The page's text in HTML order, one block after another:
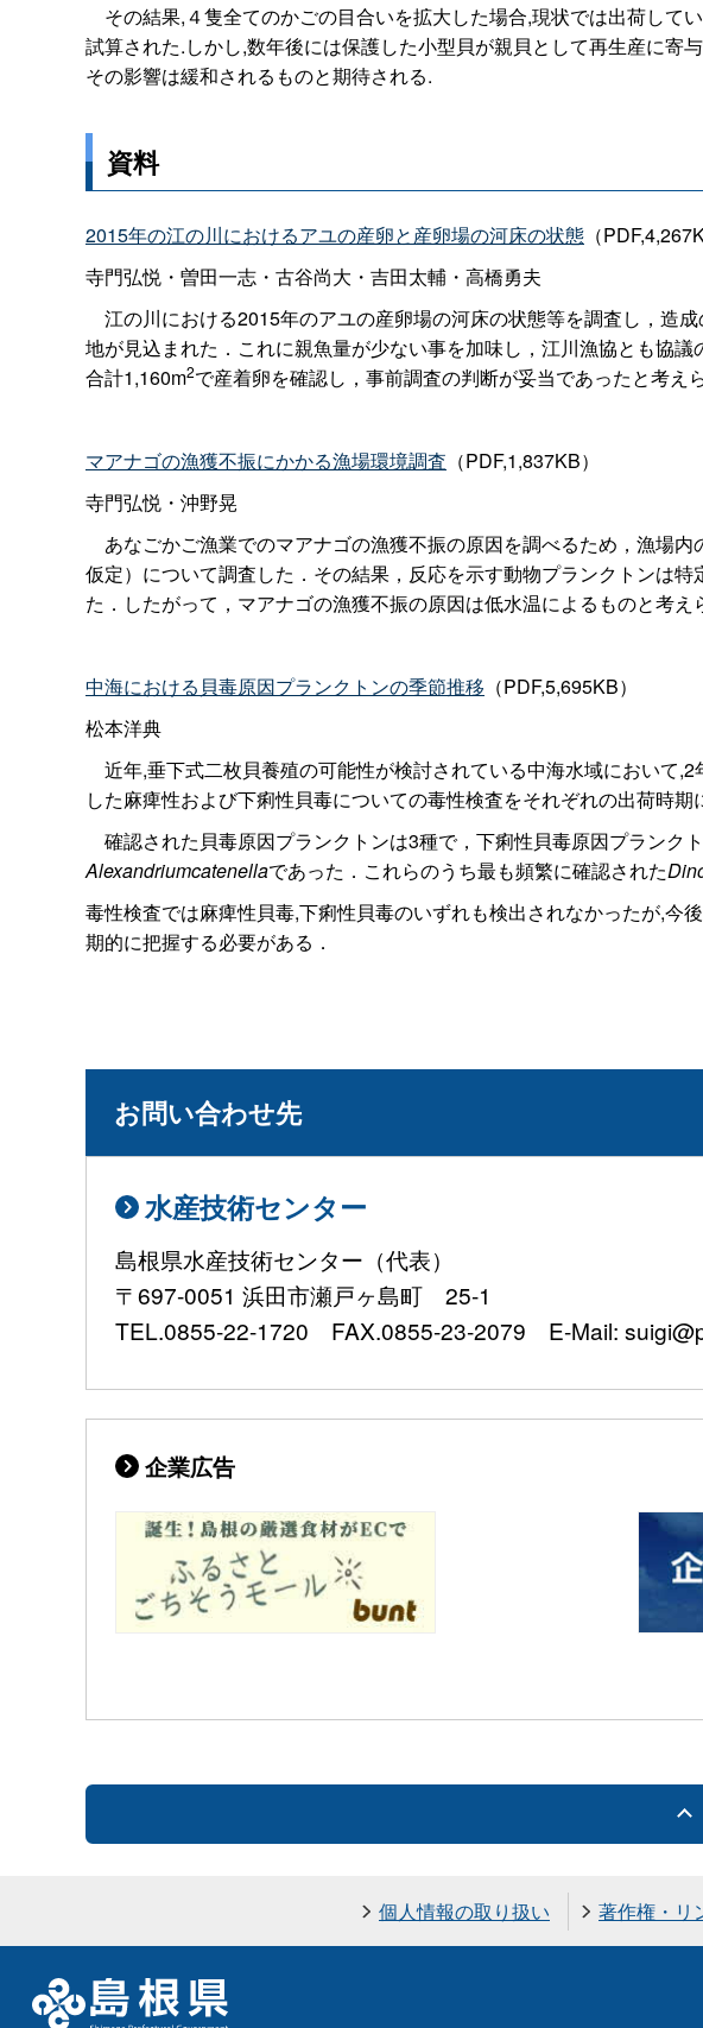
その結果,４隻全てのかごの目合いを拡大した場合,現状では出荷して
試算された.しかし,数年後には保護した小型貝が親貝として再生産に寄
その影響は緩和されるものと期待される.
資料
2015年の江の川におけるアユの産卵と産卵場の河床の状態 （
寺門弘悦・曽田一志・古谷尚大・吉田太輔・高橋勇夫
江の川における2015年のアユの産卵場の河床の状態等を調査し，造
地が見込まれた．これに親魚量が少ない事を加味し，江川漁協とも協
合計1,160m2で産着卵を確認し，事前調査の判断が妥当であったと考え
マアナゴの漁獲不振にかかる漁場環境調査 （PDF,1,837KB）
寺門弘悦・沖野晃
あなごかご漁業でのマアナゴの漁獲不振の原因を調べるため，漁場
仮定）について調査した．その結果，反応を示す動物プランクトンは
た．したがって，マアナゴの漁獲不振の原因は低水温によるものと考え
中海における貝毒原因プランクトンの季節推移 （PDF,5,695KB）
松本洋典
近年,垂下式二枚貝養殖の可能性が検討されている中海水域において
した麻痺性および下痢性貝毒についての毒性検査をそれぞれの出荷時期
確認された貝毒原因プランクトンは3種で，下痢性貝毒原因プランク
Alexandriumcatenellaであった．これらのうち最も頻繁に確認された
毒性検査では麻痺性貝毒,下痢性貝毒のいずれも検出されなかったが,
期的に把握する必要がある．
お問い合わせ先
水産技術センター
島根県水産技術センター（代表）
〒697-0051 浜田市瀬戸ヶ島町 25-1
TEL.0855-22-1720 FAX.0855-23-2079 E-Mail:
企業広告
個人情報の取り扱い 著作権・リ